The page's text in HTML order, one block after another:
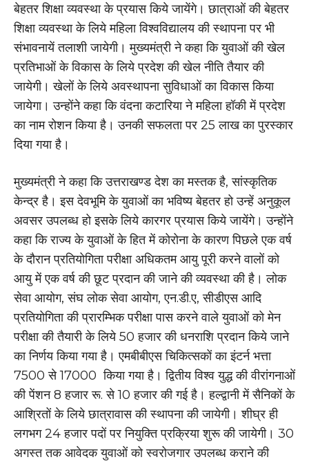
बेहतर शिक्षा व्यवस्था के प्रयास किये जायेंगे। छात्राओं की बेहतर
शिक्षा व्यवस्था के लिये महिला विश्वविद्यालय की स्थापना पर भी
संभावनायें तलाशी जायेगी। मुख्यमंत्री ने कहा कि युवाओं की खेल
प्रतिभाओं के विकास के लिये प्रदेश की खेल नीति तैयार की
जायेगी। खेलों के लिये अवस्थापना सुविधाओं का विकास किया
जायेगा। उन्होंने कहा कि वंदना कटारिया ने महिला हॉकी में प्रदेश
का नाम रोशन किया है। उनकी सफलता पर 25 लाख का पुरस्कार
दिया गया है।
मुख्यमंत्री ने कहा कि उत्तराखण्ड देश का मस्तक है, सांस्कृतिक
केन्द्र है। इस देवभूमि के युवाओं का भविष्य बेहतर हो उन्हें अनुकूल
अवसर उपलब्ध हो इसके लिये कारगर प्रयास किये जायेंगे। उन्होंने
कहा कि राज्य के युवाओं के हित में कोरोना के कारण पिछले एक वर्ष
के दौरान प्रतियोगिता परीक्षा अधिकतम आयु पूरी करने वालों को
आयु में एक वर्ष की छूट प्रदान की जाने की व्यवस्था की है। लोक
सेवा आयोग, संघ लोक सेवा आयोग, एन.डी.ए, सीडीएस आदि
प्रतियोगिता की प्रारम्भिक परीक्षा पास करने वाले युवाओं को मेन
परीक्षा की तैयारी के लिये 50 हजार की धनराशि प्रदान किये जाने
का निर्णय किया गया है। एमबीबीएस चिकित्सकों का इंटर्न भत्ता
7500 से 17000 किया गया है। द्वितीय विश्व युद्ध की वीरांगनाओं
की पेंशन 8 हजार रू. से 10 हजार की गई है। हल्द्वानी में सैनिकों के
आश्रितों के लिये छात्रावास की स्थापना की जायेगी। शीघ्र ही
लगभग 24 हजार पदों पर नियुक्ति प्रक्रिया शुरू की जायेगी। 30
अगस्त तक आवेदक युवाओं को स्वरोजगार उपलब्ध कराने की